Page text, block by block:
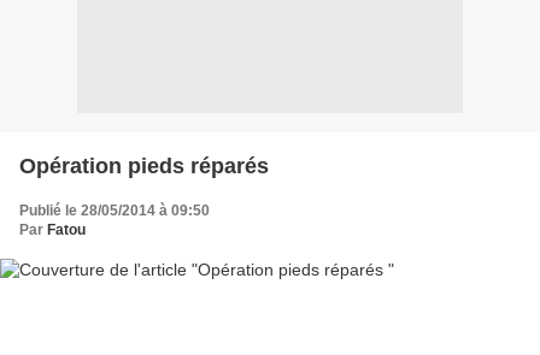
Opération pieds réparés
Publié le 28/05/2014 à 09:50
Par Fatou